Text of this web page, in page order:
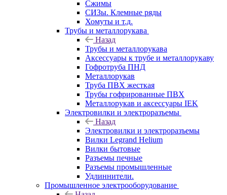
Сжимы
СИЗы. Клемные ряды
Хомуты и т.д.
Трубы и металлорукава
Назад
Трубы и металлорукава
Аксессуары к трубе и металлорукаву
Гофротруба ПНД
Металлорукав
Труба ПВХ жесткая
Трубы гофрированные ПВХ
Металлорукав и аксессуары IEK
Электровилки и электроразъемы
Назад
Электровилки и электроразъемы
Вилки Legrand Helium
Вилки бытовые
Разъемы печные
Разъемы промышленные
Удлиннители.
Промышленное электрооборудование